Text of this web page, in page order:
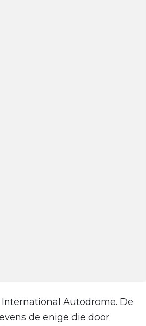
Autodrome. De
de enige die door